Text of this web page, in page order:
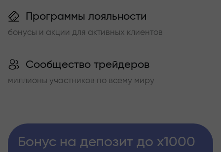
Программы лояльности
бонусы и акции для активных клиентов
Сообщество трейдеров
миллионы участников по всему миру
Бонус на депозит до х1000